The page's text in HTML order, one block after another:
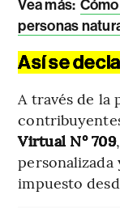
Vea más:
personas
Así se
A través de la
Virtual N° 709
personalizada
impuesto